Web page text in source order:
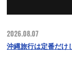
2026.08.07
沖縄旅行は定番だ